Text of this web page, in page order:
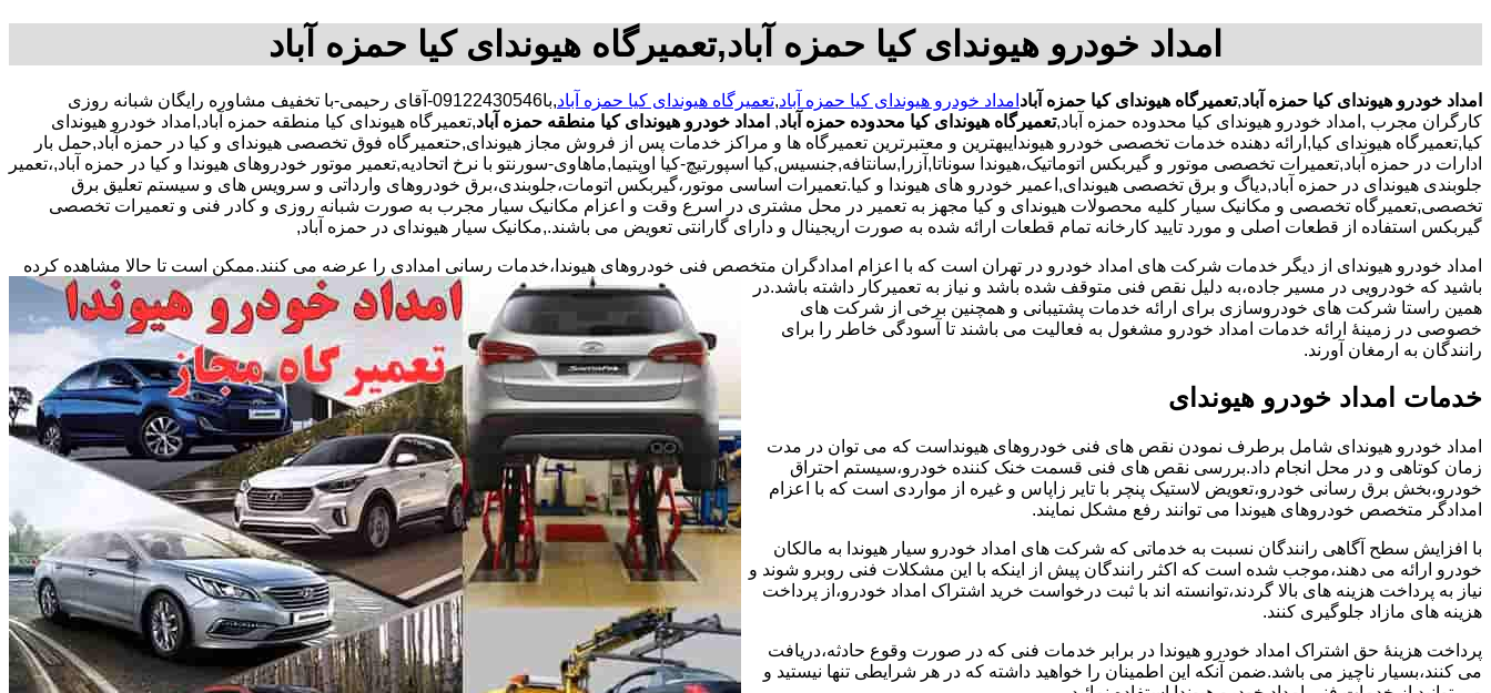
امداد خودرو هیوندای کیا حمزه آباد,تعمیرگاه هیوندای کیا حمزه آباد
امداد خودرو هیوندای کیا حمزه آباد,تعمیرگاه هیوندای کیا حمزه آباد امداد خودرو هیوندای کیا حمزه آباد,تعمیرگاه هیوندای کیا حمزه آباد,با
09122430546-آقای رحیمی-با تخفیف مشاوره رایگان شبانه روزی
کارگران مجرب ,امداد خودرو هیوندای کیا محدوده حمزه آباد,تعمیرگاه هیوندای کیا محدوده حمزه آباد, امداد خودرو هیوندای کیا منطقه حمزه آباد,تعمیرگاه هیوندای کیا منطقه حمزه آباد,امداد خودرو هیوندای
کیا,تعمیرگاه هیوندای کیا,ارائه دهنده خدمات تخصصی خودرو هیوندایبهترین و معتبرترین تعمیرگاه ها و مراکز خدمات پس از فروش مجاز هیوندای,حتعمیرگاه فوق تخصصی هیوندای و کیا در حمزه آباد,حمل بار
ادارات در حمزه آباد,تعمیرات تخصصی موتور و گیربکس اتوماتیک،هیوندا سوناتا,آزرا,سانتافه,جنسیس,کیا اسپورتیچ-کیا اوپتیما‌,ماهاوی-سورنتو با نرخ اتحادیه,تعمیر موتور خودروهای هیوندا و کیا در حمزه آباد,،تعمیر
جلوبندی هیوندای در حمزه آباد,دیاگ و برق تخصصی هیوندای,اعمیر خودرو های هیوندا و کیا.تعمیرات اساسی موتور،گیربکس اتومات،جلوبندی،برق خودروهای وارداتی و سرویس های و سیستم تعلیق برق
تخصصی,تعمیرگاه تخصصی و مکانیک سیار کلیه محصولات هیوندای و کیا مجهز به تعمیر در محل مشتری در اسرع وقت و اعزام مکانیک سیار مجرب به صورت شبانه روزی و کادر فنی و تعمیرات تخصصی
گیربکس استفاده از قطعات اصلی و مورد تایید کارخانه تمام قطعات ارائه شده به صورت اریجینال و دارای گارانتی تعویض می باشند.,مکانیک سیار هیوندای در حمزه آباد,
امداد خودرو هیوندای از دیگر خدمات شرکت های امداد خودرو در تهران است که با اعزام امدادگران متخصص فنی خودروهای هیوندا،خدمات رسانی امدادی را عرضه می کنند.ممکن است تا حالا مشاهده کرده
باشید که خودرویی در مسیر جاده،به دلیل نقص فنی متوقف شده باشد و نیاز به تعمیرکار داشته باشد.در
همین راستا شرکت های خودروسازی برای ارائه خدمات پشتیبانی و همچنین برخی از شرکت های
خصوصی در زمینۀ ارائه خدمات امداد خودرو مشغول به فعالیت می باشند تا آسودگی خاطر را برای
رانندگان به ارمغان آورند.
خدمات امداد خودرو هیوندای
امداد خودرو هیوندای شامل برطرف نمودن نقص های فنی خودروهای هیونداست که می توان در مدت
زمان کوتاهی و در محل انجام داد.بررسی نقص های فنی قسمت خنک کننده خودرو،سیستم احتراق
خودرو،بخش برق رسانی خودرو،تعویض لاستیک پنچر با تایر زاپاس و غیره از مواردی است که با اعزام
امدادگر متخصص خودروهای هیوندا می توانند رفع مشکل نمایند.
با افزایش سطح آگاهی رانندگان نسبت به خدماتی که شرکت های امداد خودرو سیار هیوندا به مالکان
خودرو ارائه می دهند،موجب شده است که اکثر رانندگان پیش از اینکه با این مشکلات فنی روبرو شوند و
نیاز به پرداخت هزینه های بالا گردند،توانسته اند با ثبت درخواست خرید اشتراک امداد خودرو،از پرداخت
هزینه های مازاد جلوگیری کنند.
پرداخت هزینۀ حق اشتراک امداد خودرو هیوندا در برابر خدمات فنی که در صورت وقوع حادثه،دریافت
می کنند،بسیار ناچیز می باشد.ضمن آنکه این اطمینان را خواهید داشته که در هر شرایطی تنها نیستید و